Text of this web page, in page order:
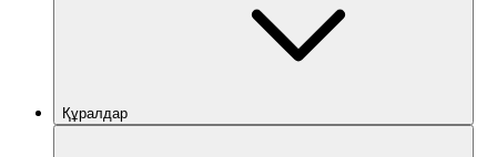
Құралдар